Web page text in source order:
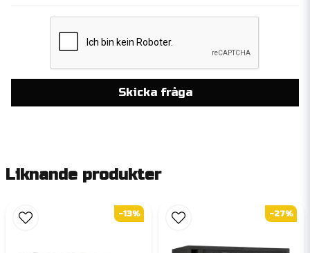
Skicka fråga
Liknande produkter
-13% -27%